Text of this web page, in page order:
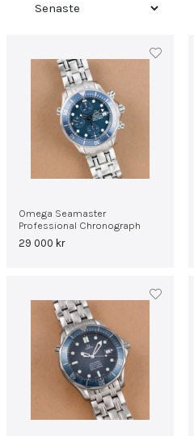
Omega Seamaster
Professional Chronograph
29 000 kr